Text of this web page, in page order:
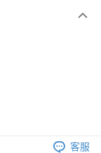
客服